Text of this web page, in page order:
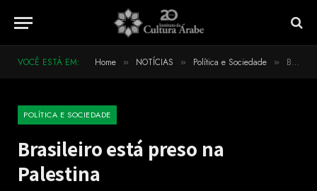
VOCÊ ESTÁ EM: Home » NOTÍCIAS » Política e Sociedade » Brasileiro está preso na Palestina
POLÍTICA E SOCIEDADE
Brasileiro está preso na
Palestina